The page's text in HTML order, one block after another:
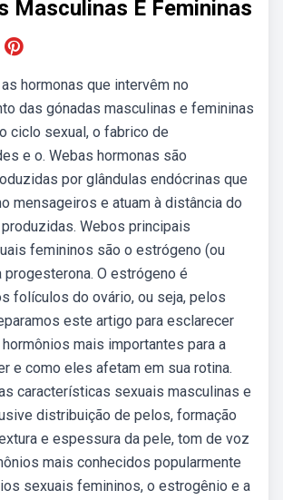
Masculinas E Femininas
hormonas que intervêm no
das gónadas masculinas e femininas
ciclo sexual, o fabrico de
e o. Webas hormonas são
por glândulas endócrinas que
mensageiros e atuam à distância do
Webos principais
femininos são o estrógeno (ou
O estrógeno é
folículos do ovário, ou seja, pelos
este artigo para esclarecer
mais importantes para a
e como eles afetam em sua rotina.
características sexuais masculinas e
distribuição de pelos, formação
e espessura da pele, tom de voz
mais conhecidos popularmente
sexuais femininos, o estrogênio e a